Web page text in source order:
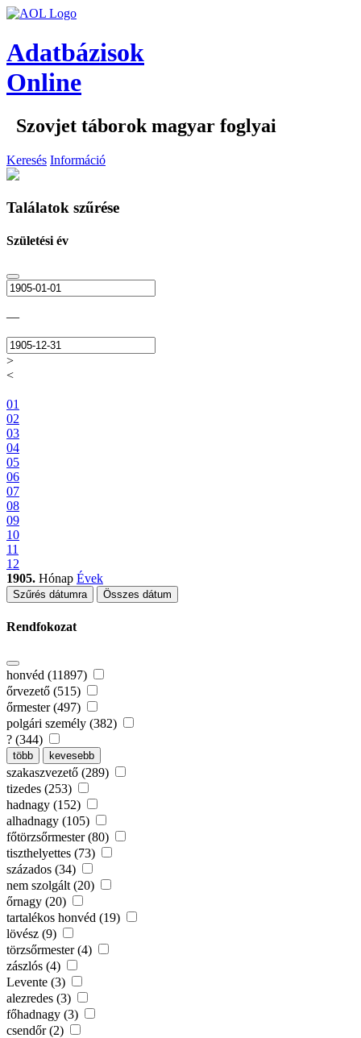
Adatbázisok
Online
Szovjet táborok magyar foglyai
Keresés Információ
Találatok szűrése
Születési év
—
>
<
01
02
03
04
05
06
07
08
09
10
11
12
1905. Hónap Évek
Szűrés dátumra Összes dátum
Rendfokozat
honvéd (11897)
őrvezető (515)
őrmester (497)
polgári személy (382)
? (344)
több kevesebb
szakaszvezető (289)
tizedes (253)
hadnagy (152)
alhadnagy (105)
főtörzsőrmester (80)
tiszthelyettes (73)
százados (34)
nem szolgált (20)
őrnagy (20)
tartalékos honvéd (19)
lövész (9)
törzsőrmester (4)
zászlós (4)
Levente (3)
alezredes (3)
főhadnagy (3)
csendőr (2)